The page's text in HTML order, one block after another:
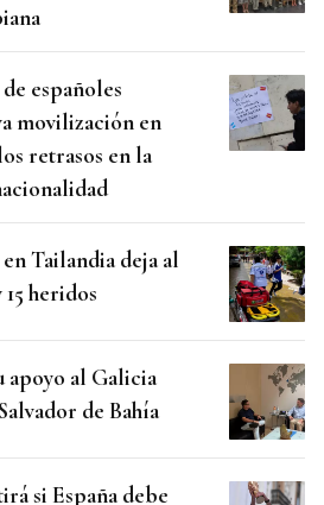
españoles
movilización en
retrasos en la
Tailandia deja al
heridos
apoyo al Galicia
de Bahía
si España debe